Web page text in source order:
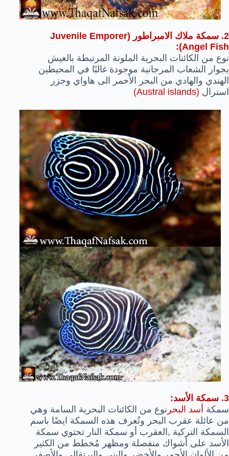
2. سمكة ملاك الامبراطور (
Juvenile Emporer
Angel Fish
)
:
نوع من الكائنات البحرية الملونة المرتبطة بالعيش
بجوار الشعاب المرجانية موجودة غالبًا في المحيطين
الهندي والهادي من البحر الأحمر الى هاواي وجزر
استرال (Austral islands)
3. سمكة الأسد:
سمكة أسد البحر نوع من الكائنات البحرية السامة وهي
من عائلة عقرب البحر وتُعرف هذه السمكة ايضًا باسم
السمكة التركية ,العقرب أو سمكة النار تحتوي سمكة
الأسد على أشواك منفصلة ومظهر مُخطط من الكثير